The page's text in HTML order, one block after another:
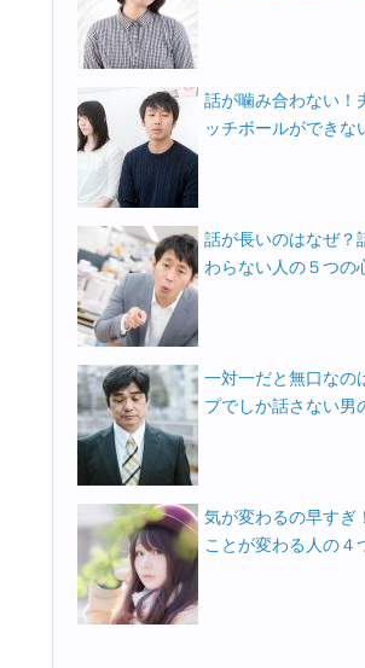
話が噛み合わない！
ッチボールができな
話が長いのはなぜ？
わらない人の５つの
一対一だと無口なの
プでしか話さない男
気が変わるの早すぎ
ことが変わる人の４